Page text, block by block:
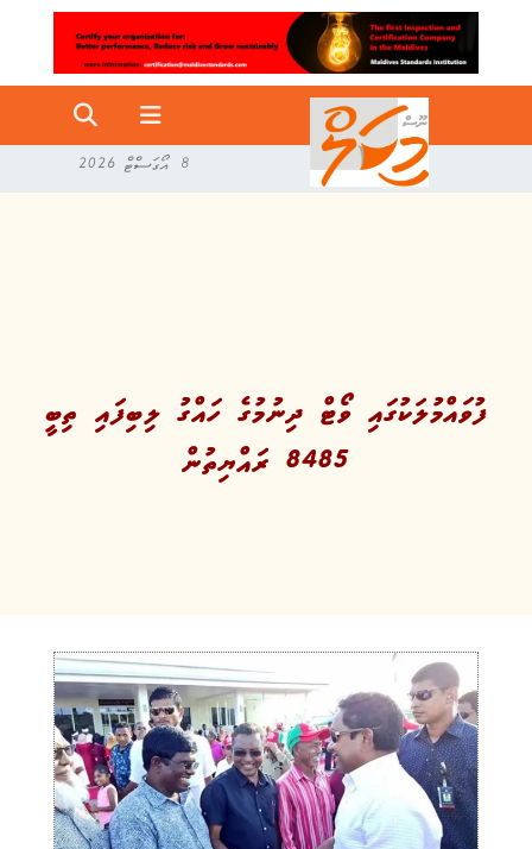
8 އޯގަސްޓް 2026
ފުވައްމުލަކުގައި ވޯޓް ދިނުމުގެ ހައްގު ލިބިފައި ތިބީ
8485 ރައްޔިތުން